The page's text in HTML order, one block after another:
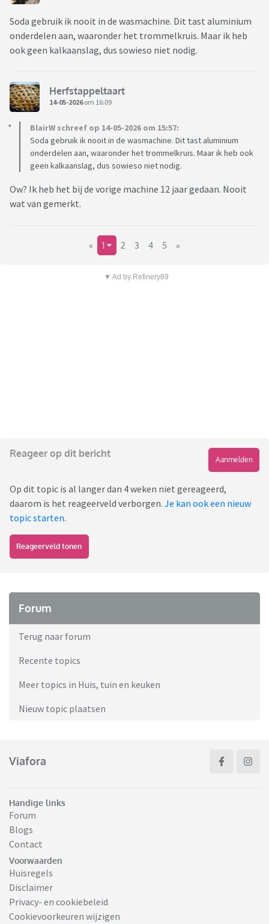
Soda gebruik ik nooit in de wasmachine. Dit tast aluminium
onderdelen aan, waaronder het trommelkruis. Maar ik heb
ook geen kalkaanslag, dus sowieso niet nodig.
Herfstappeltaart
14-05-2026om 16:09
BlairW schreef op 14-05-2026 om 15:57:
Soda gebruik ik nooit in de wasmachine. Dit tast aluminium
onderdelen aan, waaronder het trommelkruis. Maar ik heb ook
geen kalkaanslag, dus sowieso niet nodig.
Ow? Ik heb het bij de vorige machine 12 jaar gedaan. Nooit
wat van gemerkt.
« 1 2 3 4 5 »
▼ Ad by Refinery89
Reageer op dit bericht
Aanmelden
Op dit topic is al langer dan 4 weken niet gereageerd,
daarom is het reageerveld verborgen. Je kan ook een nieuw
topic starten.
Reageerveld tonen
Forum
Terug naar forum
Recente topics
Meer topics in Huis, tuin en keuken
Nieuw topic plaatsen
Viafora
Handige links
Forum
Blogs
Contact
Voorwaarden
Huisregels
Disclaimer
Privacy- en cookiebeleid
Cookievoorkeuren wijzigen